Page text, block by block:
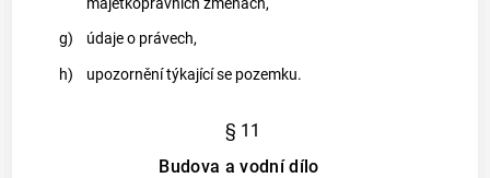
majetkoprávních změnách,
g)
údaje o právech,
h)
upozornění týkající se pozemku.
§ 11
Budova a vodní dílo